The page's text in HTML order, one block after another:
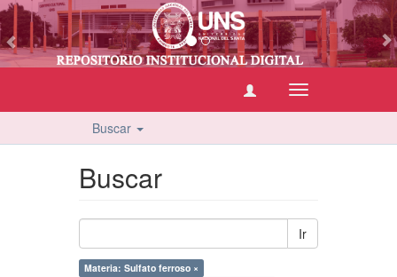
Cambiar
navegación
Buscar
Buscar
Ir
Materia: Sulfato ferroso ×